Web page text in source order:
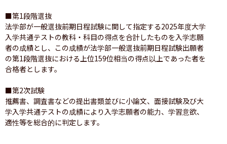
■第1段階選抜
法学部が一般選抜前期日程試験に関して指定する2025年度大学
入学共通テストの教科・科目の得点を合計したものを入学志願
者の成績とし、この成績が法学部一般選抜前期日程試験出願者
の第1段階選抜における上位159位相当の得点以上であった者を
合格者とします。
■第2次試験
推薦書、調査書などの提出書類並びに小論文、面接試験及び大
学入学共通テストの成績により入学志願者の能力、学習意欲、
適性等を総合的に判定します。